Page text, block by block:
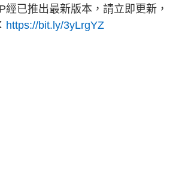
經已推出最新版本，請立即更新，
https://bit.ly/3yLrgYZ